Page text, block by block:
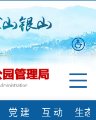
党 建 互 动
生